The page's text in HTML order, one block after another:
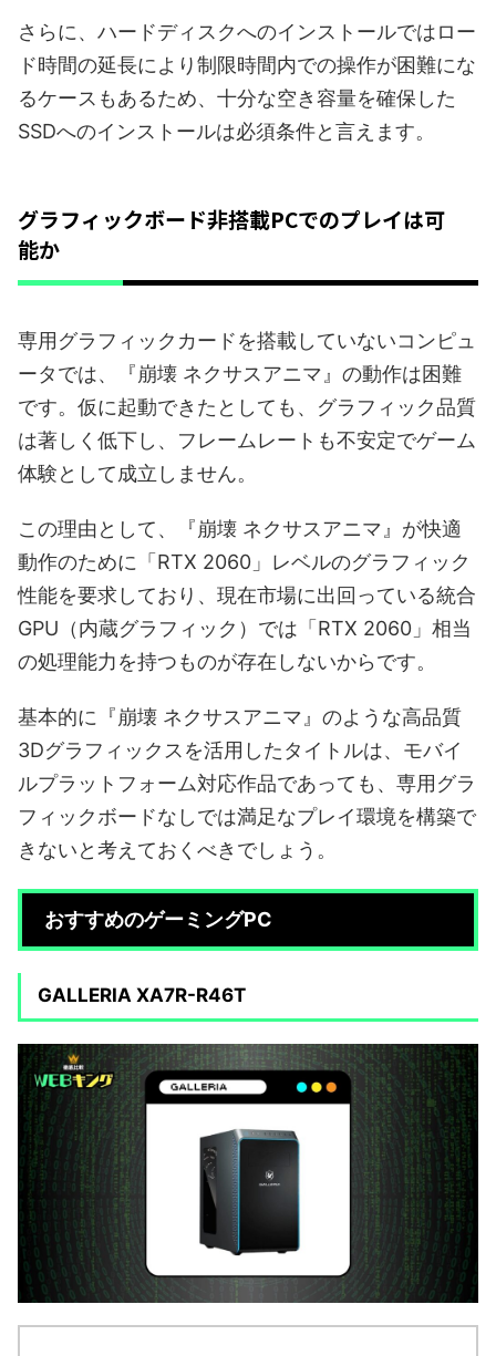
さらに、ハードディスクへのインストールではロー
ド時間の延長により制限時間内での操作が困難にな
るケースもあるため、十分な空き容量を確保した
SSDへのインストールは必須条件と言えます。
グラフィックボード非搭載PCでのプレイは可
能か
専用グラフィックカードを搭載していないコンピュ
ータでは、『崩壊 ネクサスアニマ』の動作は困難
です。仮に起動できたとしても、グラフィック品質
は著しく低下し、フレームレートも不安定でゲーム
体験として成立しません。
この理由として、『崩壊 ネクサスアニマ』が快適
動作のために「RTX 2060」レベルのグラフィック
性能を要求しており、現在市場に出回っている統合
GPU（内蔵グラフィック）では「RTX 2060」相当
の処理能力を持つものが存在しないからです。
基本的に『崩壊 ネクサスアニマ』のような高品質
3Dグラフィックスを活用したタイトルは、モバイ
ルプラットフォーム対応作品であっても、専用グラ
フィックボードなしでは満足なプレイ環境を構築で
きないと考えておくべきでしょう。
おすすめのゲーミングPC
GALLERIA XA7R-R46T